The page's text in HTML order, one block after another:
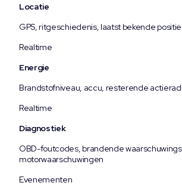
Locatie
GPS, ritgeschiedenis, laatst bekende positie
Realtime
Energie
Brandstofniveau, accu, resterende
Realtime
Diagnostiek
OBD-foutcodes, brandende
motorwaarschuwingen
Evenementen